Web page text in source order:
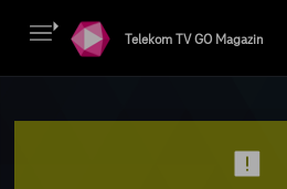
Telekom TV GO Magazin